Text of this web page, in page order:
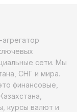
сети. Мы
СНГ и мира.
финансовые,
курсы валют и